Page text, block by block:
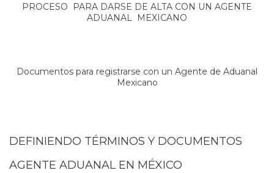
PROCESO PARA DARSE DE ALTA CON UN AGENTE
ADUANAL MEXICANO
Documentos para registrarse con un Agente de Aduanal
Mexicano
DEFINIENDO TÉRMINOS Y DOCUMENTOS
AGENTE ADUANAL EN MÉXICO